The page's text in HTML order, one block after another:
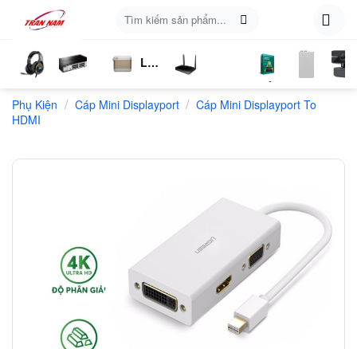
content
kiếm:
Nghe
Chia
Loa
LTE
Sóng
Phần
Mềm
Kiện
Phụ Kiện / Cáp Mini Displayport / Cáp Mini Displayport To
HDMI